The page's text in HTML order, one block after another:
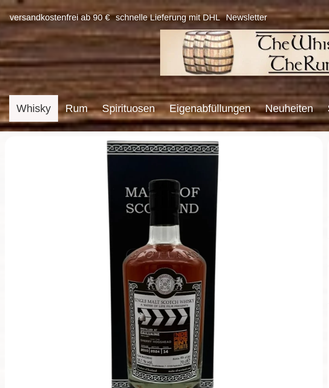
versandkostenfrei ab 90 € schnelle Lieferung mit DHL Newsletter
Whisky Rum Spirituosen Eigenabfüllungen Neuheiten